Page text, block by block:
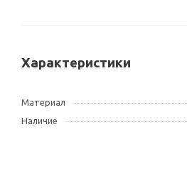
Характеристики
Материал
Наличие